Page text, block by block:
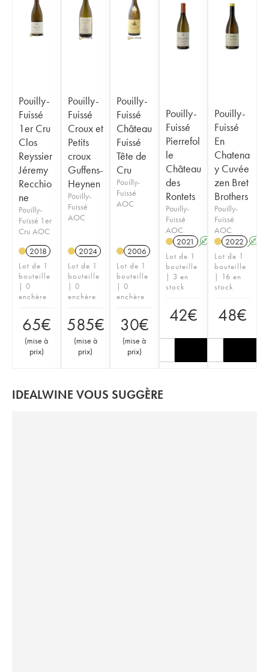
Pouilly-
Fuissé
1er Cru
Clos
Reyssier
Jéremy
Recchio
ne
Pouilly-
Fuissé 1er
Cru AOC
2018
Lot de 1
bouteille
| 0
enchère
65€
(mise à
prix)
Pouilly-
Fuissé
Croux et
Petits
croux
Guffens-
Heynen
Pouilly-
Fuissé
AOC
2024
Lot de 1
bouteille
| 0
enchère
585€
(mise à
prix)
Pouilly-
Fuissé
Château
Fuissé
Tête de
Cru
Pouilly-
Fuissé
AOC
2006
Lot de 1
bouteille
| 0
enchère
30€
(mise à
prix)
Pouilly-
Fuissé
Pierrefol
le
Château
des
Rontets
Pouilly-
Fuissé
AOC
2021 A
Lot de 1
bouteille
| 3 en
stock
42€
Pouilly-
Fuissé
En
Chatena
y Cuvée
zen Bret
Brothers
Pouilly-
Fuissé
AOC
2022 A
Lot de 1
bouteille
| 16 en
stock
48€
IDEALWINE VOUS SUGGÈRE